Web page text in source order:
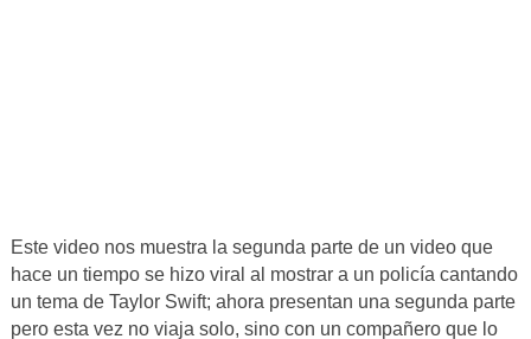
Este video nos muestra la segunda parte de un video que
hace un tiempo se hizo viral al mostrar a un policía cantando
un tema de Taylor Swift; ahora presentan una segunda parte
pero esta vez no viaja solo, sino con un compañero que lo